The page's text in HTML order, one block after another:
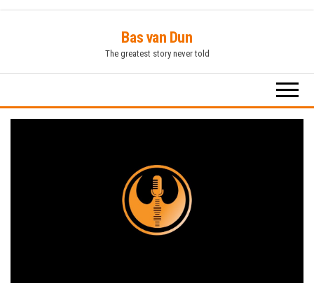
inhoud
Bas van Dun
The greatest story never told